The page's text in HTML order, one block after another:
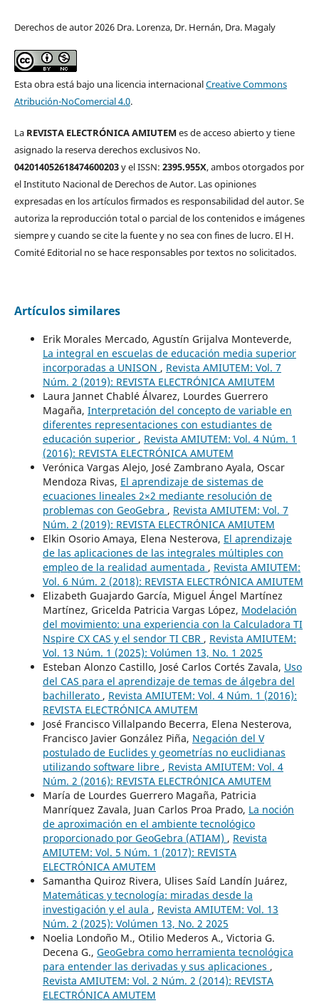
Derechos de autor 2026 Dra. Lorenza, Dr. Hernán, Dra. Magaly
Esta obra está bajo una licencia internacionalCreative Commons
Atribución-NoComercial 4.0.
La REVISTA ELECTRÓNICA AMIUTEM es de acceso abierto y tiene
asignado la reserva derechos exclusivos No.
042014052618474600203y el ISSN: 2395.955X, ambos otorgados por
el Instituto Nacional de Derechos de Autor. Las opiniones
expresadas en los artículos firmados es responsabilidad del autor. Se
autoriza la reproducción total o parcial de los contenidos e imágenes
siempre y cuando se cite la fuente y no sea con fines de lucro. El H.
Comité Editorial no se hace responsables por textos no solicitados.
Artículos similares
Erik Morales Mercado, Agustín Grijalva Monteverde,
La integral en escuelas de educación media superior
incorporadas a UNISON , Revista AMIUTEM: Vol. 7
Núm. 2 (2019): REVISTA ELECTRÓNICA AMIUTEM
Laura Jannet Chablé Álvarez, Lourdes Guerrero
Magaña, Interpretación del concepto de variable en
diferentes representaciones con estudiantes de
educación superior , Revista AMIUTEM: Vol. 4 Núm. 1
(2016): REVISTA ELECTRÓNICA AMUTEM
Verónica Vargas Alejo, José Zambrano Ayala, Oscar
Mendoza Rivas, El aprendizaje de sistemas de
ecuaciones lineales 2×2 mediante resolución de
problemas con GeoGebra , Revista AMIUTEM: Vol. 7
Núm. 2 (2019): REVISTA ELECTRÓNICA AMIUTEM
Elkin Osorio Amaya, Elena Nesterova, El aprendizaje
de las aplicaciones de las integrales múltiples con
empleo de la realidad aumentada , Revista AMIUTEM:
Vol. 6 Núm. 2 (2018): REVISTA ELECTRÓNICA AMIUTEM
Elizabeth Guajardo García, Miguel Ángel Martínez
Martínez, Gricelda Patricia Vargas López, Modelación
del movimiento: una experiencia con la Calculadora TI
Nspire CX CAS y el sendor TI CBR , Revista AMIUTEM:
Vol. 13 Núm. 1 (2025): Volúmen 13, No. 1 2025
Esteban Alonzo Castillo, José Carlos Cortés Zavala, Uso
del CAS para el aprendizaje de temas de álgebra del
bachillerato , Revista AMIUTEM: Vol. 4 Núm. 1 (2016):
REVISTA ELECTRÓNICA AMUTEM
José Francisco Villalpando Becerra, Elena Nesterova,
Francisco Javier González Piña, Negación del V
postulado de Euclides y geometrías no euclidianas
utilizando software libre , Revista AMIUTEM: Vol. 4
Núm. 2 (2016): REVISTA ELECTRÓNICA AMUTEM
María de Lourdes Guerrero Magaña, Patricia
Manríquez Zavala, Juan Carlos Proa Prado, La noción
de aproximación en el ambiente tecnológico
proporcionado por GeoGebra (ATIAM) , Revista
AMIUTEM: Vol. 5 Núm. 1 (2017): REVISTA
ELECTRÓNICA AMUTEM
Samantha Quiroz Rivera, Ulises Saíd Landín Juárez,
Matemáticas y tecnología: miradas desde la
investigación y el aula , Revista AMIUTEM: Vol. 13
Núm. 2 (2025): Volúmen 13, No. 2 2025
Noelia Londoño M., Otilio Mederos A., Victoria G.
Decena G., GeoGebra como herramienta tecnológica
para entender las derivadas y sus aplicaciones ,
Revista AMIUTEM: Vol. 2 Núm. 2 (2014): REVISTA
ELECTRÓNICA AMUTEM